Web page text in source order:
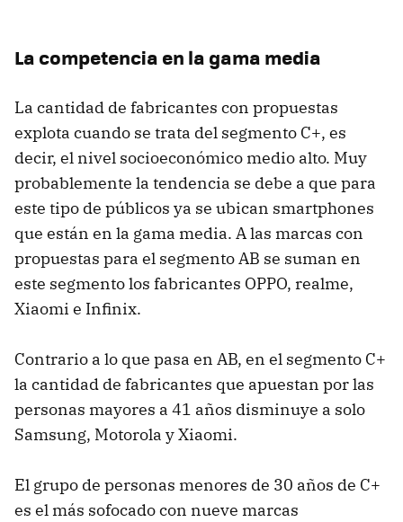
La competencia en la gama media
La cantidad de fabricantes con propuestas
explota cuando se trata del segmento C+, es
decir, el nivel socioeconómico medio alto. Muy
probablemente la tendencia se debe a que para
este tipo de públicos ya se ubican smartphones
que están en la gama media. A las marcas con
propuestas para el segmento AB se suman en
este segmento los fabricantes OPPO, realme,
Xiaomi e Infinix.
Contrario a lo que pasa en AB, en el segmento C+
la cantidad de fabricantes que apuestan por las
personas mayores a 41 años disminuye a solo
Samsung, Motorola y Xiaomi.
El grupo de personas menores de 30 años de C+
es el más sofocado con nueve marcas